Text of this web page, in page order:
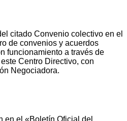
citado Convenio colectivo en el
de convenios y acuerdos
funcionamiento a través de
Centro Directivo, con
Negociadora.